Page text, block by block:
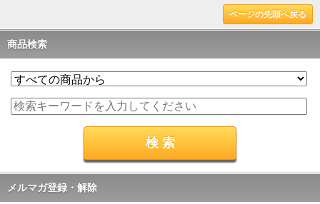
ページの先頭へ戻る
商品検索
メルマガ登録・解除